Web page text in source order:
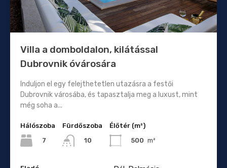
Villa a domboldalon, kilátással
Dubrovnik óvárosára
Induljon el egy felejthetetlen utazásra a festői
Dubrovnik városába, és tapasztalja meg a luxust, mint
még soha a...
Hálószoba
7
Fürdőszoba
10
Élőtér (m²)
500 m²